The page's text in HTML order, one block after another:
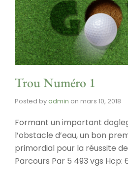
Trou Numéro 1
Posted byadmin on mars 10, 2018
Formant un important
l’obstacle d’eau, un bon
primordial pour la réussite
Parcours Par 5 493 vgs Hcp: